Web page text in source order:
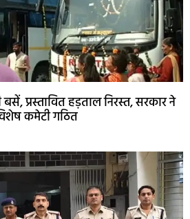
प्रस्तावित हड़ताल निरस्त, सरकार ने
कमेटी गठित